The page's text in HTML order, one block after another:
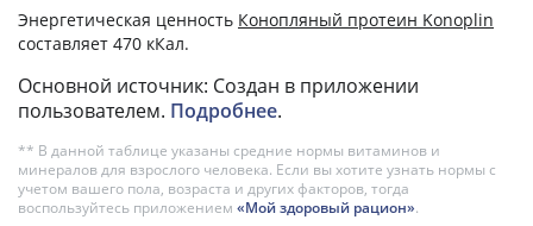
Энергетическая ценность Конопляный протеин Konoplin
составляет 470 кКал.
Основной источник: Создан в приложении
пользователем. Подробнее.
** В данной таблице указаны средние нормы витаминов и
минералов для взрослого человека. Если вы хотите узнать нормы с
учетом вашего пола, возраста и других факторов, тогда
воспользуйтесь приложением «Мой здоровый рацион».